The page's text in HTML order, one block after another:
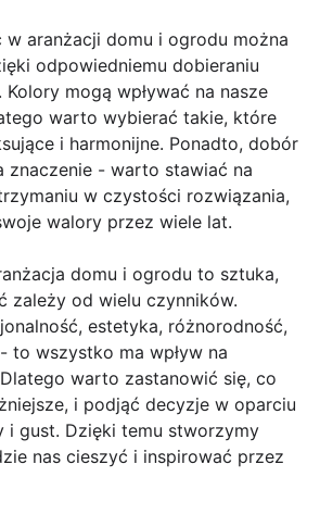
w aranżacji domu i ogrodu można
odpowiedniemu dobieraniu
Kolory mogą wpływać na nasze
warto wybierać takie, które
i harmonijne. Ponadto, dobór
znaczenie - warto stawiać na
w czystości rozwiązania,
walory przez wiele lat.
domu i ogrodu to sztuka,
zależy od wielu czynników.
estetyka, różnorodność,
to wszystko ma wpływ na
warto zastanowić się, co
i podjąć decyzje w oparciu
i gust. Dzięki temu stworzymy
nas cieszyć i inspirować przez